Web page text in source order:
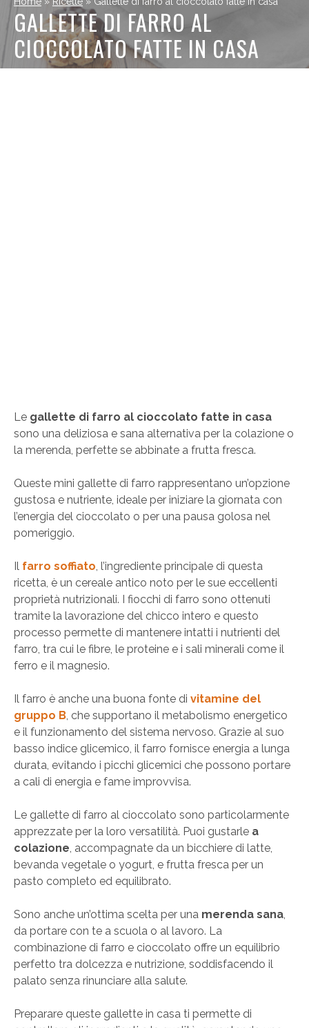
GALLETTE DI FARRO AL
CIOCCOLATO FATTE IN CASA
Le gallette di farro al cioccolato fatte in casa
sono una deliziosa e sana alternativa per la colazione o
la merenda, perfette se abbinate a frutta fresca.
Queste mini gallette di farro rappresentano un’opzione
gustosa e nutriente, ideale per iniziare la giornata con
l’energia del cioccolato o per una pausa golosa nel
pomeriggio.
Il farro soffiato, l’ingrediente principale di questa
ricetta, è un cereale antico noto per le sue eccellenti
proprietà nutrizionali. I fiocchi di farro sono ottenuti
tramite la lavorazione del chicco intero e questo
processo permette di mantenere intatti i nutrienti del
farro, tra cui le fibre, le proteine e i sali minerali come il
ferro e il magnesio.
Il farro è anche una buona fonte di vitamine del
gruppo B, che supportano il metabolismo energetico
e il funzionamento del sistema nervoso. Grazie al suo
basso indice glicemico, il farro fornisce energia a lunga
durata, evitando i picchi glicemici che possono portare
a cali di energia e fame improvvisa.
Le gallette di farro al cioccolato sono particolarmente
apprezzate per la loro versatilità. Puoi gustarle a
colazione, accompagnate da un bicchiere di latte,
bevanda vegetale o yogurt, e frutta fresca per un
pasto completo ed equilibrato.
Sono anche un’ottima scelta per una merenda sana,
da portare con te a scuola o al lavoro. La
combinazione di farro e cioccolato offre un equilibrio
perfetto tra dolcezza e nutrizione, soddisfacendo il
palato senza rinunciare alla salute.
Preparare queste gallette in casa ti permette di